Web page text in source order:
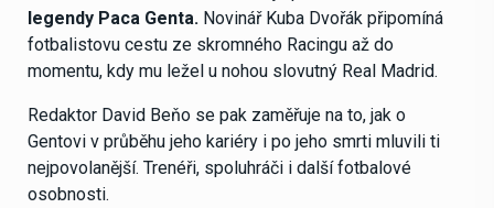
legendy Paca Genta. Novinář Kuba Dvořák připomíná
fotbalistovu cestu ze skromného Racingu až do
momentu, kdy mu ležel u nohou slovutný Real Madrid.
Redaktor David Beňo se pak zaměřuje na to, jak o
Gentovi v průběhu jeho kariéry i po jeho smrti mluvili ti
nejpovolanější. Trenéři, spoluhráči i další fotbalové
osobnosti.